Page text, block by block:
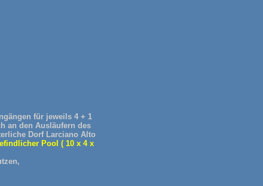
für jeweils 4 + 1
an den Ausläufern des
Dorf Larciano Alto
Pool ( 10 x 4 x